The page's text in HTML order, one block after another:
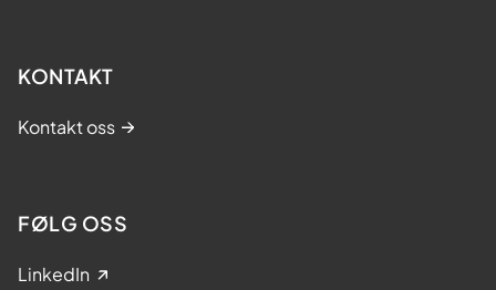
KONTAKT
Kontakt oss
FØLG OSS
LinkedIn